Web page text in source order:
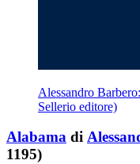
Alessandro
Sellerio editore)
Alabama di
1195)